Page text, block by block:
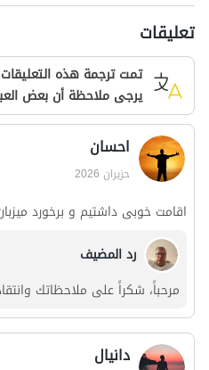
تعليقات
تمت ترجمة هذه
يرجى ملاحظة أن بعض
احسان
حزيران 2026
اقامت خوبی داشتیم و برخورد
رد المضيف
مرحباً، شكراً على ملاحظاتك
دانیال